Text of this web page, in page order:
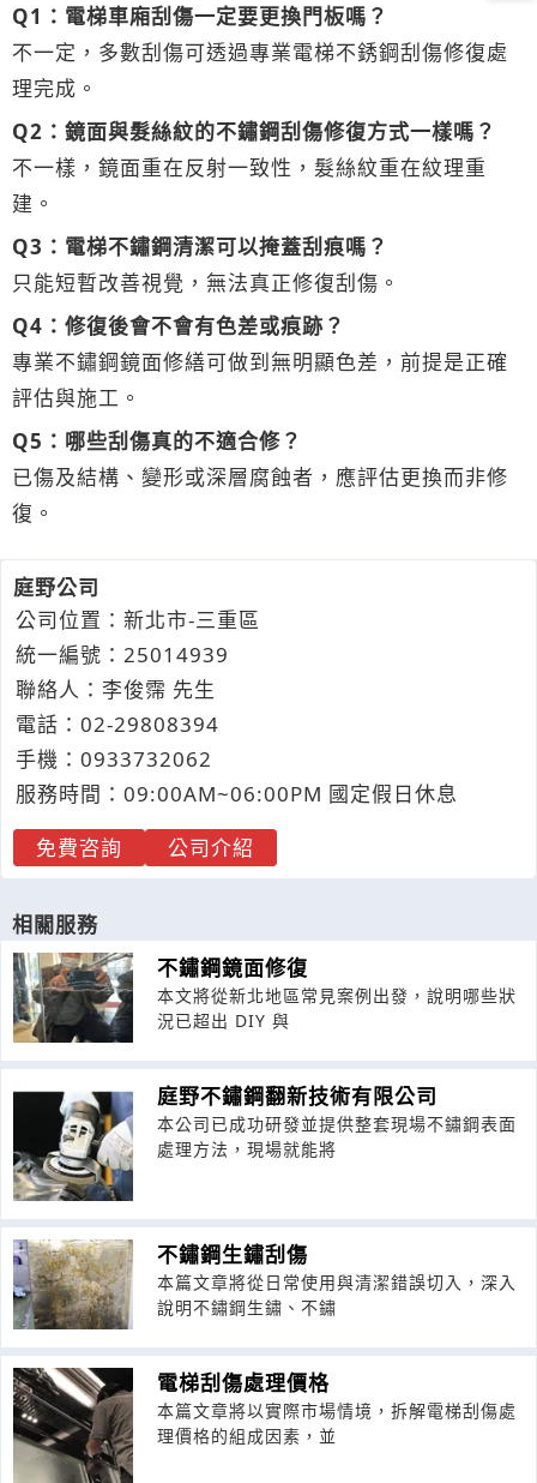
Q1：電梯車廂刮傷一定要更換門板嗎？
不一定，多數刮傷可透過專業電梯不銹鋼刮傷修復處
理完成。
Q2：鏡面與髮絲紋的不鏽鋼刮傷修復方式一樣嗎？
不一樣，鏡面重在反射一致性，髮絲紋重在紋理重
建。
Q3：電梯不鏽鋼清潔可以掩蓋刮痕嗎？
只能短暫改善視覺，無法真正修復刮傷。
Q4：修復後會不會有色差或痕跡？
專業不鏽鋼鏡面修繕可做到無明顯色差，前提是正確
評估與施工。
Q5：哪些刮傷真的不適合修？
已傷及結構、變形或深層腐蝕者，應評估更換而非修
復。
庭野公司
公司位置：新北市-三重區
統一編號：25014939
聯絡人：李俊霈 先生
電話： 02-29808394
手機： 0933732062
服務時間：09:00AM~06:00PM 國定假日休息
免費咨詢
公司介紹
相關服務
不鏽鋼鏡面修復
本文將從新北地區常見案例出發，說明哪些狀
況已超出 DIY 與
庭野不鏽鋼翻新技術有限公司
本公司已成功研發並提供整套現場不鏽鋼表面
處理方法，現場就能將
不鏽鋼生鏽刮傷
本篇文章將從日常使用與清潔錯誤切入，深入
說明不鏽鋼生鏽、不鏽
電梯刮傷處理價格
本篇文章將以實際市場情境，拆解電梯刮傷處
理價格的組成因素，並